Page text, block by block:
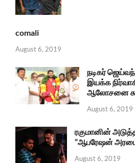
comali
August 6, 2019
நடிகர்
இயக்க
ஆலோசனை
August 6, 2019
ரகுமானின்
“ஆபரேஷன்
August 6, 2019